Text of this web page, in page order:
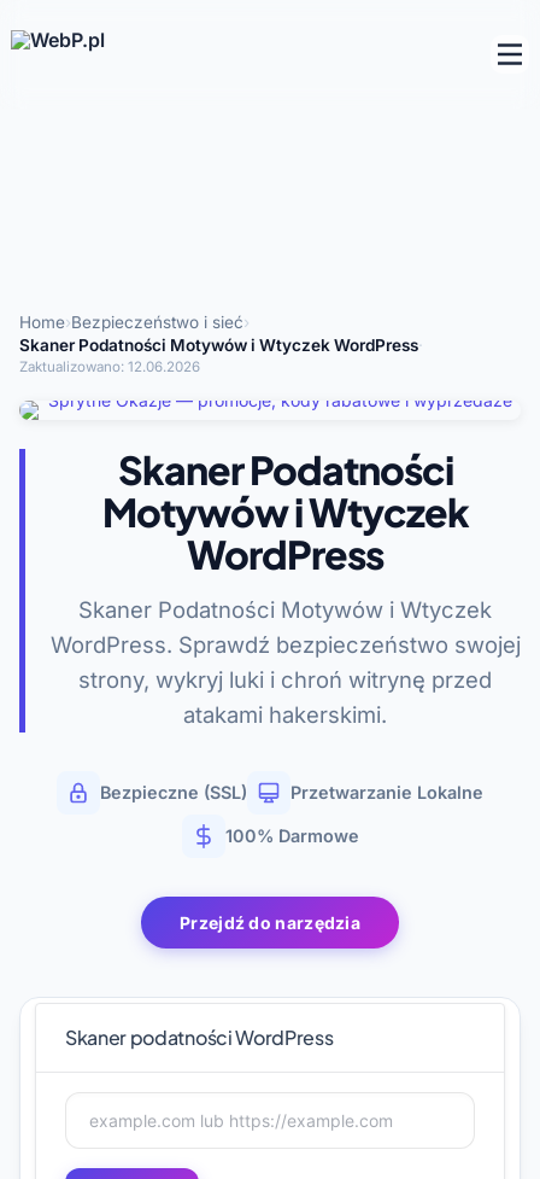
Home›Bezpieczeństwo i sieć›
Skaner Podatności Motywów i Wtyczek WordPress·
Zaktualizowano: 12.06.2026
Skaner Podatności
Motywów i Wtyczek
WordPress
Skaner Podatności Motywów i Wtyczek
WordPress. Sprawdź bezpieczeństwo swojej
strony, wykryj luki i chroń witrynę przed
atakami hakerskimi.
Bezpieczne (SSL) Przetwarzanie Lokalne
100% Darmowe
Przejdź do narzędzia
Skaner podatności WordPress